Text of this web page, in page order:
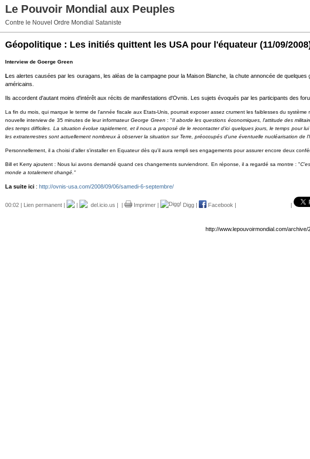
Le Pouvoir Mondial aux Peuples
Contre le Nouvel Ordre Mondial Sataniste
Géopolitique : Les initiés quittent les USA pour l'équateur (11/09/
Interview de Goerge Green
Les alertes causées par les ouragans, les aléas de la campagne pour la Maison Blanche, la chute annoncée de
américains.
Ils accordent d'autant moins d'intérêt aux récits de manifestations d'Ovnis. Les sujets évoqués par les participants des
La fin du mois, qui marque le terme de l'année fiscale aux Etats-Unis, pourrait exposer assez crument les faiblesses du
nouvelle interview de 35 minutes de leur informateurGeorge Green : "Il aborde les questions économiques, l'attitude des
des temps difficiles. La situation évolue rapidement, et il nous a proposé de le recontacter d'ici quelques jours, le temps pour
les extraterrestres sont actuellement nombreux à observer la situation sur Terre, préoccupés d'une éventuelle nucléarisation de
Personnellement, il a choisi d'aller s'installer en Equateur dès qu'il aura rempli ses engagements pour assurer encore deux
Bill et Kerry ajoutent : Nous lui avons demandé quand ces changements surviendront. En réponse, il a regardé sa montre : "
monde a totalement changé."
La suite ici : http://ovnis-usa.com/2008/09/06/samedi-6-septembre/
00:02 | Lien permanent | | del.icio.us | | Imprimer | Digg | Facebook | |
http://www.lepouvoirmondial.com/